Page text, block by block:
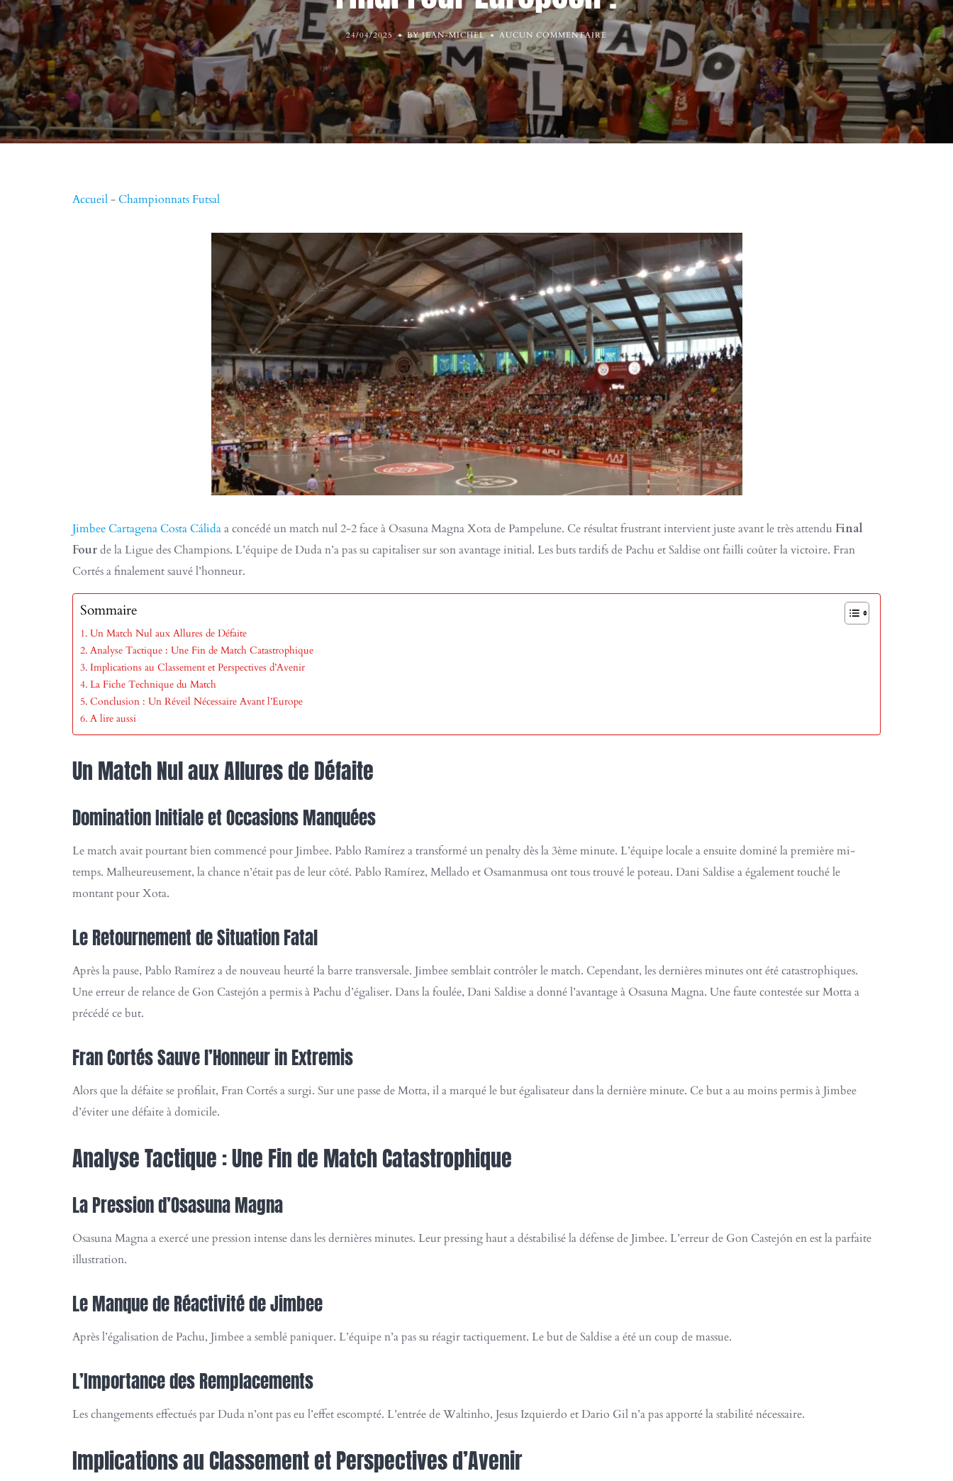
24/04/2025 BY JEAN-MICHEL AUCUN COMMENTAIRE
Accueil-Championnats Futsal
Jimbee Cartagena Costa Cálidaa concédé un match nul 2-2 face à Osasuna Magna Xota de Pampelune. Ce résultat frustrant intervient juste avant le très attendu Final
Fourde la Ligue des Champions. L’équipe de Duda n’a pas su capitaliser sur son avantage initial. Les buts tardifs de Pachu et Saldise ont failli coûter la victoire. Fran
Cortés a finalement sauvé l’honneur.
Sommaire
Un Match Nul aux Allures de Défaite
Analyse Tactique : Une Fin de Match Catastrophique
Implications au Classement et Perspectives d’Avenir
La Fiche Technique du Match
Conclusion : Un Réveil Nécessaire Avant l’Europe
A lire aussi
Un Match Nul aux Allures de Défaite
Domination Initiale et Occasions Manquées
Le match avait pourtant bien commencé pour Jimbee. Pablo Ramírez a transformé un penalty dès la 3ème minute. L’équipe locale a ensuite dominé la première mi-
temps. Malheureusement, la chance n’était pas de leur côté. Pablo Ramírez, Mellado et Osamanmusa ont tous trouvé le poteau. Dani Saldise a également touché le
montant pour Xota.
Le Retournement de Situation Fatal
Après la pause, Pablo Ramírez a de nouveau heurté la barre transversale. Jimbee semblait contrôler le match. Cependant, les dernières minutes ont été catastrophiques.
Une erreur de relance de Gon Castejón a permis à Pachu d’égaliser. Dans la foulée, Dani Saldise a donné l’avantage à Osasuna Magna. Une faute contestée sur Motta a
précédé ce but.
Fran Cortés Sauve l’Honneur in Extremis
Alors que la défaite se profilait, Fran Cortés a surgi. Sur une passe de Motta, il a marqué le but égalisateur dans la dernière minute. Ce but a au moins permis à Jimbee
d’éviter une défaite à domicile.
Analyse Tactique : Une Fin de Match Catastrophique
La Pression d’Osasuna Magna
Osasuna Magna a exercé une pression intense dans les dernières minutes. Leur pressing haut a déstabilisé la défense de Jimbee. L’erreur de Gon Castejón en est la parfaite
illustration.
Le Manque de Réactivité de Jimbee
Après l’égalisation de Pachu, Jimbee a semblé paniquer. L’équipe n’a pas su réagir tactiquement. Le but de Saldise a été un coup de massue.
L’Importance des Remplacements
Les changements effectués par Duda n’ont pas eu l’effet escompté. L’entrée de Waltinho, Jesus Izquierdo et Dario Gil n’a pas apporté la stabilité nécessaire.
Implications au Classement et Perspectives d’Avenir